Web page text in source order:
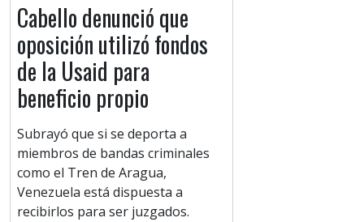
Cabello denunció que
oposición utilizó fondos
de la Usaid para
beneficio propio
Subrayó que si se deporta a
miembros de bandas criminales
como el Tren de Aragua,
Venezuela está dispuesta a
recibirlos para ser juzgados.